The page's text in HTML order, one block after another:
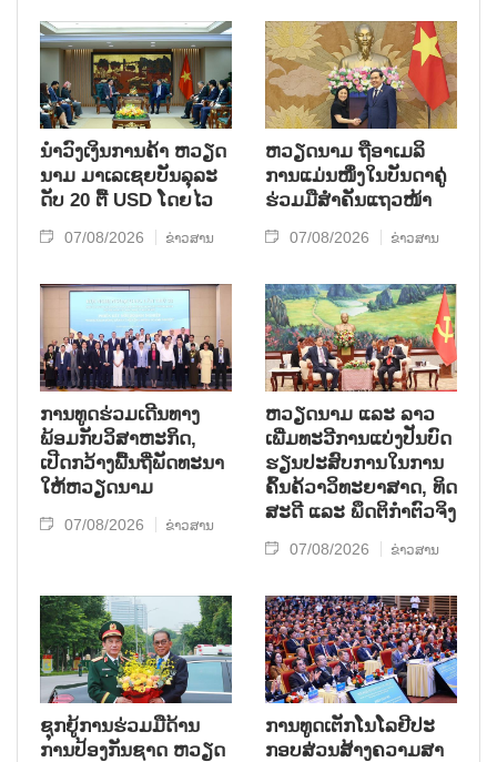
ນຳ​ວົງ​ເງິນ​ການ​ຄ້າ ຫວຽດ​
ນາມ ມາ​ເລ​ເຊຍ​ບັນ​ລຸ​ລະ​
ດັບ 20 ຕື້ USD ໂດຍ​ໄວ
07/08/2026 ຂ່າວສານ
ຫ​ວຽດ​ນາມ ຖື​ອາ​ເມ​ລິ​
ການ​ແມ່ນ​ໜຶ່ງ​ໃນ​ບັນ​ດາ​ຄູ່​
ຮ່ວມ​ມື​ສຳ​ຄັນ​ແຖວ​ໜ້າ
07/08/2026 ຂ່າວສານ
ການ​ທູດ​ຮ່ວມ​ເດີນ​ທາງ​
ພ້ອມກັບ​ວິ​ສາ​ຫະ​ກ​ິດ,
ເປີດກວ້າງ​ພື້ນ​ຖີ່​ພັດ​ທະ​ນາ​
ໃຫ້​ຫວຽດ​ນາມ
07/08/2026 ຂ່າວສານ
ຫວຽດ​ນາມ ແລະ ລາວ​
ເພີ່ມ​ທະ​ວີ​ການ​ແບ່​ງ​ປັນ​ບົດ​
ຮຽນ​ປະ​ສົບ​ການ​ໃນ​ການ​
ຄົ້ນ​ຄ້​ວາ​ວິ​ທະ​ຍາ​ສາດ, ທິດ​
ສະ​ດີ ແລະ ພຶດ​ຕິ​ກຳຕົວ​ຈິງ
07/08/2026 ຂ່າວສານ
ຊຸກ​ຍູ້​ການ​ຮ່ວມ​ມື​ດ້ານ​
ການ​ປ້ອງ​ກັນ​ຊາດ ຫວຽດ​
ການ​ທູດ​ເຕັກ​ໂນ​ໂລ​ຢີ​ປະ​
ກອບ​ສ່ວນ​ສ້າງ​ຄວາມ​ສາ​